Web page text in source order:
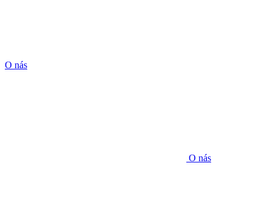
O nás
O nás